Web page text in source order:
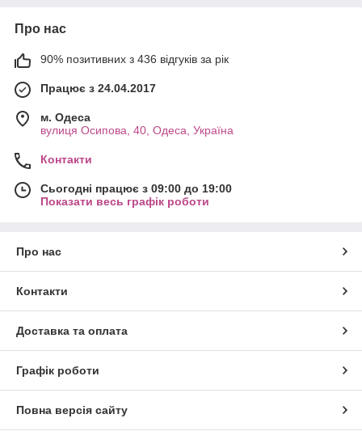
Про нас
90% позитивних з 436 відгуків за рік
Працює з 24.04.2017
м. Одеса
вулиця Осипова, 40, Одеса, Україна
Контакти
Сьогодні працює з 09:00 до 19:00
Показати весь графік роботи
Про нас
Контакти
Доставка та оплата
Графік роботи
Повна версія сайту